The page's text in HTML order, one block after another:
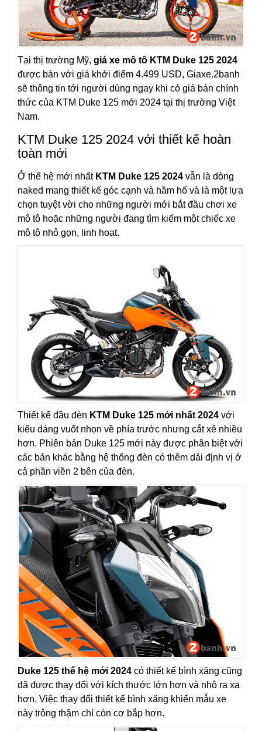
Tại thị trường Mỹ, giá xe mô tô KTM Duke 125 2024
được bán với giá khởi điểm 4.499 USD, Giaxe.2banh
sẽ thông tin tới người dùng ngay khi có giá bán chính
thức của KTM Duke 125 mới 2024 tại thị trường Việt
Nam.
KTM Duke 125 2024 với thiết kế hoàn
toàn mới
Ở thế hệ mới nhất KTM Duke 125 2024 vẫn là dòng
naked mang thiết kế góc cạnh và hầm hố và là một lựa
chọn tuyệt vời cho những người mới bắt đầu chơi xe
mô tô hoặc những người đang tìm kiếm một chiếc xe
mô tô nhỏ gọn, linh hoạt.
Thiết kế đầu đèn KTM Duke 125 mới nhất 2024 với
kiểu dáng vuốt nhọn về phía trước nhưng cắt xẻ nhiều
hơn. Phiên bản Duke 125 mới này được phân biệt với
các bản khác bằng hệ thống đèn có thêm dải định vị ở
cả phần viền 2 bên của đèn.
Duke 125 thế hệ mới 2024 có thiết kế bình xăng cũng
đã được thay đổi với kích thước lớn hơn và nhô ra xa
hơn. Việc thay đổi thiết kế bình xăng khiến mẫu xe
này trông thậm chí còn cơ bắp hơn.